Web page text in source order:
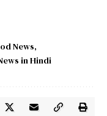
News
in Hindi